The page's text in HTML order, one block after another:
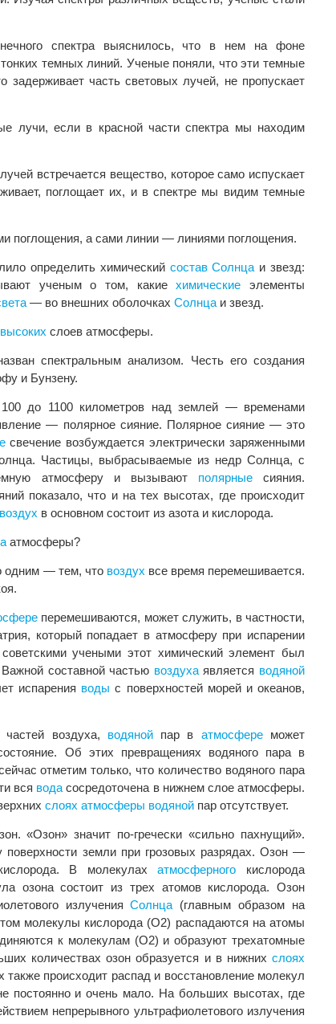
спектра выяснилось, что в нем на фоне
темных линий. Ученые поняли, что эти темные
задерживает часть световых лучей, не пропускает
лучи, если в красной части спектра мы находим
встречается вещество, которое само испускает
поглощает их, и в спектре мы видим темные
поглощения, а сами линии — линиями поглощения.
определить химический состав Солнца и звезд:
ученым о том, какиехимические элементы
— во внешних оболочках Солнца и звезд.
высоких слоев атмосферы.
спектральным анализом. Честь его создания
и Бунзену.
до 1100 километров над землей — временами
— полярное сияние. Полярное сияние — это
свечение возбуждается электрически заряженными
Частицы, выбрасываемые из недр Солнца, с
атмосферу и вызывают полярныесияния.
показало, что и на тех высотах, где происходит
воздух в основном состоит из азота и кислорода.
атмосферы?
одним — тем, что воздух все время перемешивается.
перемешиваются, может служить, в частности,
который попадает в атмосферу при испарении
учеными этот химический элемент был
составной частью воздухаявляется водяной
испарения воды с поверхностей морей и океанов,
воздуха, водянойпар в атмосфереможет
Об этих превращениях водяного пара в
отметим только, что количество водяного пара
вся вода сосредоточена в нижнем слое атмосферы.
слоях атмосферы водяной пар отсутствует.
«Озон» значит по-гречески «сильно пахнущий».
поверхности земли при грозовых разрядах. Озон —
В молекулахатмосферного кислорода
озона состоит из трех атомов кислорода. Озон
излученияСолнца (главным образом на
молекулы кислорода (О2) распадаются на атомы
к молекулам (О2) и образуют трехатомные
количествах озон образуется и в нижних слоях
происходит распад и восстановление молекул
постоянно и очень мало. На больших высотах, где
непрерывного ультрафиолетового излучения